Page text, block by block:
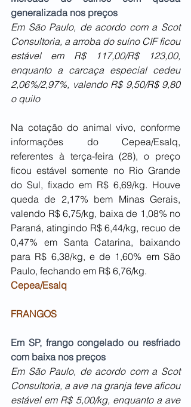
generalizada nos preços
Em São Paulo, de acordo com a Scot
Consultoria, a arroba do suíno CIF ficou
estável em R$ 117,00/R$ 123,00,
enquanto a carcaça especial cedeu
2,06%/2,97%, valendo R$ 9,50/R$ 9,80
o quilo
Na cotação do animal vivo, conforme
informações do Cepea/Esalq,
referentes à terça-feira (28), o preço
ficou estável somente no Rio Grande
do Sul, fixado em R$ 6,69/kg. Houve
queda de 2,17% bem Minas Gerais,
valendo R$ 6,75/kg, baixa de 1,08% no
Paraná, atingindo R$ 6,44/kg, recuo de
0,47% em Santa Catarina, baixando
para R$ 6,38/kg, e de 1,60% em São
Paulo, fechando em R$ 6,76/kg.
Cepea/Esalq
FRANGOS
Em SP, frango congelado ou resfriado
com baixa nos preços
Em São Paulo, de acordo com a Scot
Consultoria, a ave na granja teve aficou
estável em R$ 5,00/kg, enquanto a ave